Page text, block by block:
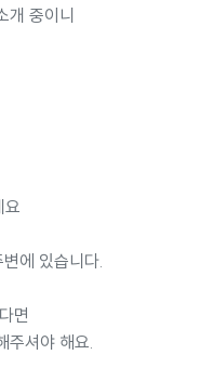
개 중이니
요
에 있습니다.
면
주셔야 해요.